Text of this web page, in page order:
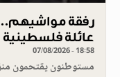
رفقة
عائلة
07/08/2026 - 18:58
مستوطنون يقتحمون